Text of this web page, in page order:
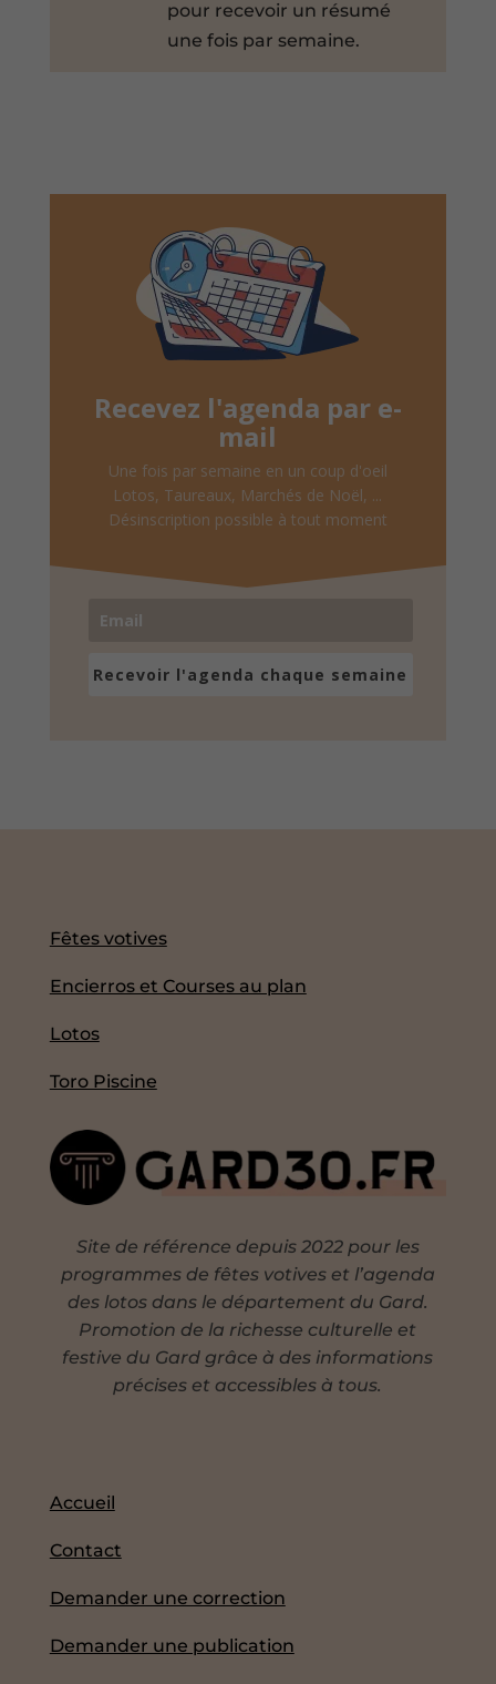
pour recevoir un résumé
une fois par semaine.
Recevez l'agenda par e-
mail
Une fois par semaine en un coup d'oeil
Lotos, Taureaux, Marchés de Noël, ...
Désinscription possible à tout moment
Recevoir l'agenda chaque semaine
Fêtes votives
Encierros et Courses au plan
Lotos
Toro Piscine
Site de référence depuis 2022 pour les
programmes de fêtes votives et l’agenda
des lotos dans le département du Gard.
Promotion de la richesse culturelle et
festive du Gard grâce à des informations
précises et accessibles à tous.
Accueil
Contact
Demander une correction
Demander une publication